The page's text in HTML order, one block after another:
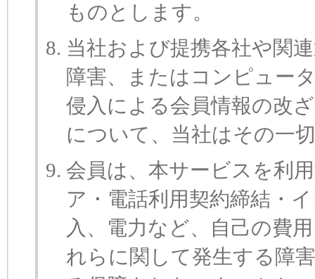
ものとします。
当社および提携各社や関
障害、またはコンピュー
侵入による会員情報の改
について、当社はその一
会員は、本サービスを利
ア・電話利用契約締結・
入、電力など、自己の費
れらに関して発生する障